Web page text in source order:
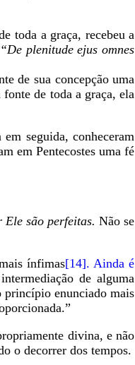
toda a graça, recebeu a
“De plenitude ejus omnes
de sua concepção uma
de toda a graça, ela
seguida, conheceram
em Pentecostes uma fé
Ele são perfeitas.Não se
ínfimas[14]. Ainda é
de alguma
princípio enunciado mais
divina, e não
o decorrer dos tempos.